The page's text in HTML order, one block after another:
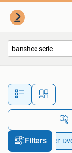
FiltersCd's en